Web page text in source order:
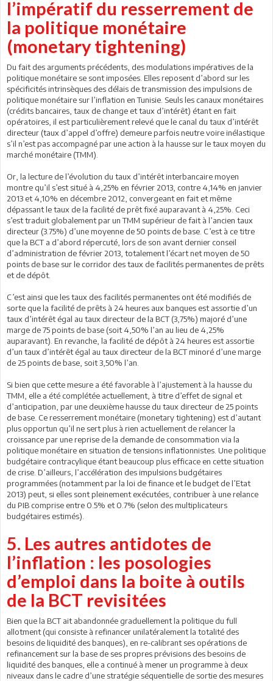
l’impératif du resserrement de
la politique monétaire
(monetary tightening)
Du fait des arguments précédents, des modulations impératives de la
politique monétaire se sont imposées. Elles reposent d’abord sur les
spécificités intrinsèques des délais de transmission des impulsions de
politique monétaire sur l’inflation en Tunisie. Seuls les canaux monétaires
(crédits bancaires, taux de change et taux d’intérêt) étant en fait
opératoires, il est particulièrement relevé que le canal du taux d’intérêt
directeur (taux d’appel d’offre) demeure parfois neutre voire inélastique
s’il n’est pas accompagné par une action à la hausse sur le taux moyen du
marché monétaire (TMM).
Or, la lecture de l’évolution du taux d’intérêt interbancaire moyen
montre qu’il s’est situé à 4,25% en février 2013, contre 4,14% en janvier
2013 et 4,10% en décembre 2012, convergeant en fait et même
dépassant le taux de la facilité de prêt fixé auparavant à 4,25%. Ceci
s’est traduit globalement par un TMM supérieur de fait à l’ancien taux
directeur (3.75%) d’une moyenne de 50 points de base. C’est à ce titre
que la BCT a d’abord répercuté, lors de son avant dernier conseil
d’administration de février 2013, totalement l’écart net moyen de 50
points de base sur le corridor des taux de facilités permanentes de prêts
et de dépôt.
C’est ainsi que les taux des facilités permanentes ont été modifiés de
sorte que la facilité de prêts à 24 heures aux banques est assortie d’un
taux d’intérêt égal au taux directeur de la BCT (3,75%) majoré d’une
marge de 75 points de base (soit 4,50% l’an au lieu de 4,25%
auparavant). En revanche, la facilité de dépôt à 24 heures est assortie
d’un taux d’intérêt égal au taux directeur de la BCT minoré d’une marge
de 25 points de base, soit 3,50% l’an.
Si bien que cette mesure a été favorable à l’ajustement à la hausse du
TMM, elle a été complétée actuellement, à titre d’effet de signal et
d’anticipation, par une deuxième hausse du taux directeur de 25 points
de base. Ce resserrement monétaire (monetary tightening) est d’autant
plus opportun qu’il ne sert plus à rien actuellement de relancer la
croissance par une reprise de la demande de consommation via la
politique monétaire en situation de tensions inflationnistes. Une politique
budgétaire contracylique étant beaucoup plus efficace en cette situation
de crise. D’ailleurs, l’accélération des impulsions budgétaires
programmées (notamment par la loi de finance et le budget de l’Etat
2013) peut, si elles sont pleinement exécutées, contribuer à une relance
du PIB comprise entre 0.5% et 0.7% (selon des multiplicateurs
budgétaires estimés).
5. Les autres antidotes de
l’inflation : les posologies
d’emploi dans la boite à outils
de la BCT revisitées
Bien que la BCT ait abandonnée graduellement la politique du full
allotment (qui consiste à refinancer unilatéralement la totalité des
besoins de liquidité des banques), en re-calibrant ses opérations de
refinancement sur la base de ses propres prévisions des besoins de
liquidité des banques, elle a continué à mener un programme à deux
niveaux dans le cadre d’une stratégie séquentielle de sortie des mesures